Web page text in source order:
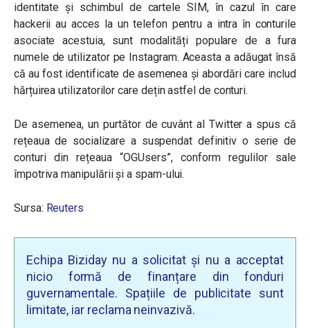
identitate și schimbul de cartele SIM, în cazul în care
hackerii au acces la un telefon pentru a intra în conturile
asociate acestuia, sunt modalități populare de a fura
numele de utilizator pe Instagram. Aceasta a adăugat însă
că au fost identificate de asemenea și abordări care includ
hărțuirea utilizatorilor care dețin astfel de conturi.
De asemenea, un purtător de cuvânt al Twitter a spus că
rețeaua de socializare a suspendat definitiv o serie de
conturi din rețeaua “OGUsers”, conform regulilor sale
împotriva manipulării și a spam-ului.
Sursa: Reuters
Echipa Biziday nu a solicitat și nu a acceptat
nicio formă de finanțare din fonduri
guvernamentale. Spațiile de publicitate sunt
limitate, iar reclama neinvazivă.